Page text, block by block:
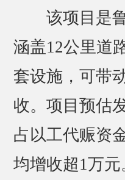
该项目是鲁
涵盖12公里道
套设施，可带
收。项目预估
占以工代赈资
均增收超1万元